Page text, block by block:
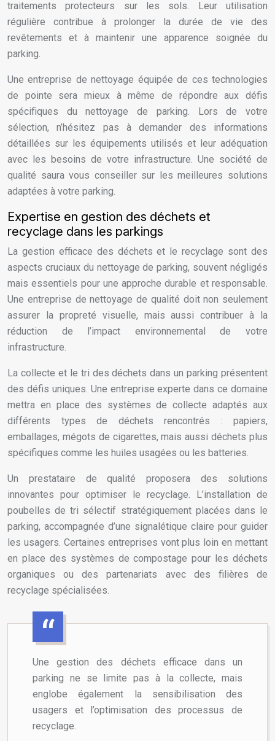
traitements protecteurs sur les sols. Leur utilisation
régulière contribue à prolonger la durée de vie des
revêtements et à maintenir une apparence soignée du
parking.
Une entreprise de nettoyage équipée de ces technologies
de pointe sera mieux à même de répondre aux défis
spécifiques du nettoyage de parking. Lors de votre
sélection, n’hésitez pas à demander des informations
détaillées sur les équipements utilisés et leur adéquation
avec les besoins de votre infrastructure. Une société de
qualité saura vous conseiller sur les meilleures solutions
adaptées à votre parking.
Expertise en gestion des déchets et
recyclage dans les parkings
La gestion efficace des déchets et le recyclage sont des
aspects cruciaux du nettoyage de parking, souvent négligés
mais essentiels pour une approche durable et responsable.
Une entreprise de nettoyage de qualité doit non seulement
assurer la propreté visuelle, mais aussi contribuer à la
réduction de l’impact environnemental de votre
infrastructure.
La collecte et le tri des déchets dans un parking présentent
des défis uniques. Une entreprise experte dans ce domaine
mettra en place des systèmes de collecte adaptés aux
différents types de déchets rencontrés : papiers,
emballages, mégots de cigarettes, mais aussi déchets plus
spécifiques comme les huiles usagées ou les batteries.
Un prestataire de qualité proposera des solutions
innovantes pour optimiser le recyclage. L’installation de
poubelles de tri sélectif stratégiquement placées dans le
parking, accompagnée d’une signalétique claire pour guider
les usagers. Certaines entreprises vont plus loin en mettant
en place des systèmes de compostage pour les déchets
organiques ou des partenariats avec des filières de
recyclage spécialisées.
Une gestion des déchets efficace dans un
parking ne se limite pas à la collecte, mais
englobe également la sensibilisation des
usagers et l’optimisation des processus de
recyclage.